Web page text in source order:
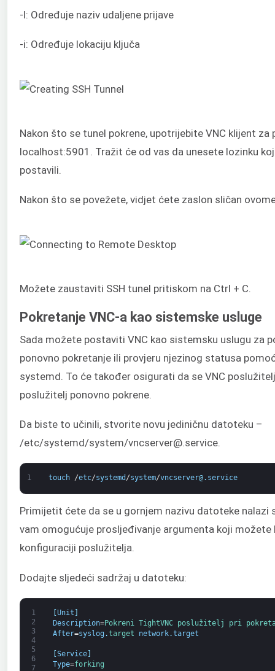
-l: Određuje naziv udaljene prijave
-i: Određuje lokaciju ključa
Nakon što se tunel pokrene, upotrijebite VNC klijent za
localhost:5901. Tražit će od vas da unesete lozinku
postavili.
Nakon što se povežete, vidjet ćete zaslon sličan
Možete zaustaviti SSH tunel pritiskom na Ctrl + C.
Pokretanje VNC-a kao sistemske usluge
Sada možete postaviti VNC kao sistemsku uslugu za
ponovno pokretanje ili provjeru njezinog statusa
systemd. To će također osigurati da se VNC
poslužitelj ponovno pokrene.
Da biste to učinili, stvorite novu jediničnu datoteku –
/etc/systemd/system/vncserver@.service.
1 touch /etc/systemd /system/vncserver@. service
Primijetit ćete da se u gornjem nazivu datoteke nalazi
vam omogućuje prosljeđivanje argumenta koji
konfiguraciji poslužitelja.
Dodajte sljedeći sadržaj u datoteku:
1
2
3
4
5
6
7
Unit
Description=Pokreni TightVNC poslužitelj pri
After=syslog .target network.target
Service]
Type=forking